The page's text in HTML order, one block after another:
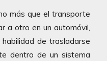
más que el transporte
a otro en un automóvil,
de trasladarse
dentro de un sistema